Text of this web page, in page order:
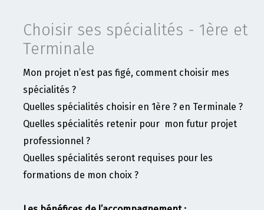
Choisir ses spécialités - 1ère et
Terminale
Mon projet n’est pas figé, comment choisir mes
spécialités ?
Quelles spécialités choisir en 1ère ? en Terminale ?
Quelles spécialités retenir pour mon futur projet
professionnel ?
Quelles spécialités seront requises pour les
formations de mon choix ?